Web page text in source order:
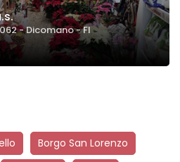
- Dicomano - FI
Borgo San Lorenzo